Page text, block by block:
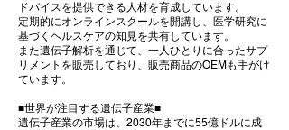
ドバイスを提供できる人材を育成しています。
定期的にオンラインスクールを開講し、医学研究に
基づくヘルスケアの知見を共有しています。
また遺伝子解析を通じて、一人ひとりに合ったサプ
リメントを販売しており、販売商品のOEMも手がけ
ています。
■世界が注目する遺伝子産業■
遺伝子産業の市場は、2030年までに55億ドルに成